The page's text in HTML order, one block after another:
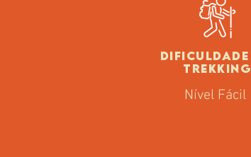
DIFICULDADE
TREKKING
Nível Fácil